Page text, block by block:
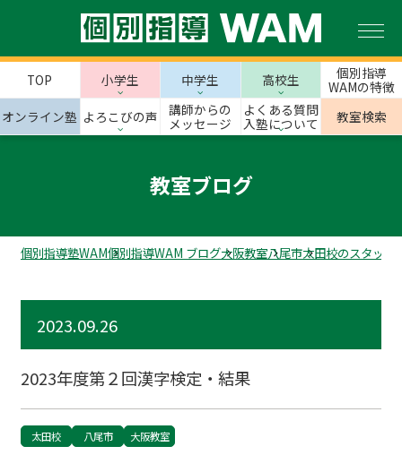
TOP 小学生 中学生 高校生
個別指導
WAMの特徴
オンライン塾 よろこびの声
講師からの
メッセージ
よくある質問
入塾について
教室検索
教室ブログ
個別指導塾WAM個別指導WAM ブログ大阪教室八尾市太田校のスタッフ
2023.09.26
2023年度第２回漢字検定・結果
太田校 八尾市 大阪教室